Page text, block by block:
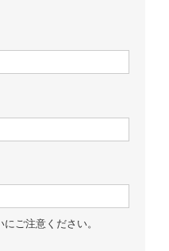
ご注意ください。